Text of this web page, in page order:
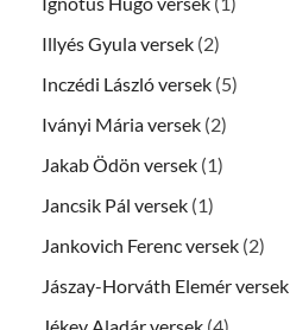
Illyés Gyula versek (2)
Inczédi László versek (5)
Iványi Mária versek (2)
Jakab Ödön versek (1)
Jancsik Pál versek (1)
Jankovich Ferenc versek (2)
Jászay-Horváth Elemér versek
Jékey Aladár versek (4)